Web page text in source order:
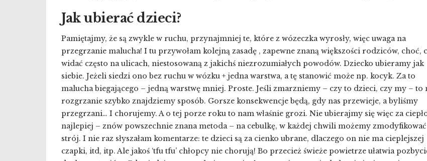
Jak ubierać dzieci?
Pamiętajmy, że są zwykle w ruchu, przynajmniej te, które z wózeczka wyrosły, więc uwaga na
przegrzanie malucha! I tu przywołam kolejną zasadę , zapewne znaną większości rodziców, choć,
widać często na ulicach, niestosowaną z jakichś niezrozumiałych powodów. Dziecko ubieramy jak
siebie. Jeżeli siedzi ono bez ruchu w wózku + jedna warstwa, a tę stanowić może np. kocyk. Za to
malucha biegającego – jedną warstwę mniej. Proste. Jeśli zmarzniemy – czy to dzieci, czy my – to
rozgrzanie szybko znajdziemy sposób. Gorsze konsekwencje będą, gdy nas przewieje, a byliśmy
przegrzani… I chorujemy. A o tej porze roku to nam właśnie grozi. Nie ubierajmy się więc za
najlepiej – znów powszechnie znana metoda – na cebulkę, w każdej chwili możemy zmodyfikować
strój. I nie raz słyszałam komentarze: te dzieci są za cienko ubrane, dlaczego on nie ma cieplejszej
czapki, itd, itp. Ale jakoś ‘tfu tfu’ chłopcy nie chorują! Bo przecież świeże powietrze ułatwia